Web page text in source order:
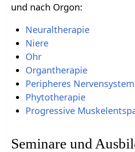
und nach Orgon:
Neuraltherapie
Niere
Ohr
Organtherapie
Peripheres Nervensystem
Phytotherapie
Progressive
Seminare und